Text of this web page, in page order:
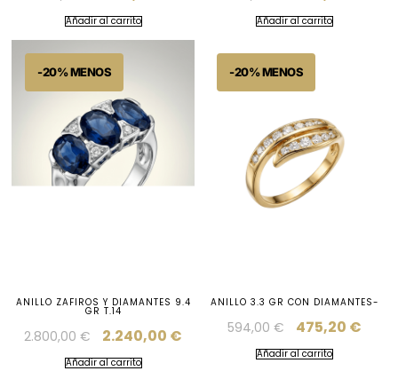
Añadir al carrito Añadir al carrito
ANILLO ZAFIROS Y DIAMANTES 9.4
GR T.14
2.800,00€ 2.240,00 €
Añadir al carrito
ANILLO 3.3 GR CON DIAMANTES-
594,00€ 475,20 €
Añadir al carrito